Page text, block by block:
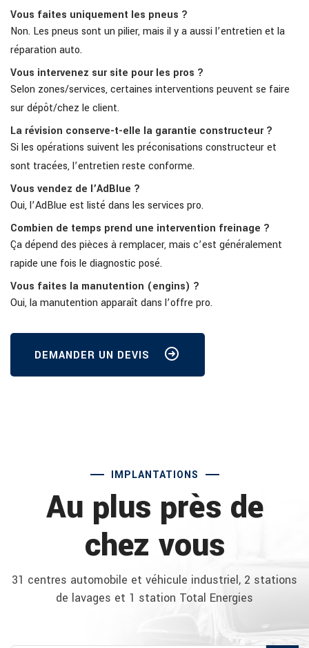
Vous faites uniquement les pneus ?
Non. Les pneus sont un pilier, mais il y a aussi l’entretien et la
réparation auto.
Vous intervenez sur site pour les pros ?
Selon zones/services, certaines interventions peuvent se faire
sur dépôt/chez le client.
La révision conserve-t-elle la garantie constructeur ?
Si les opérations suivent les préconisations constructeur et
sont tracées, l’entretien reste conforme.
Vous vendez de l’AdBlue ?
Oui, l’AdBlue est listé dans les services pro.
Combien de temps prend une intervention freinage ?
Ça dépend des pièces à remplacer, mais c’est généralement
rapide une fois le diagnostic posé.
Vous faites la manutention (engins) ?
Oui, la manutention apparaît dans l’offre pro.
DEMANDER UN DEVIS
IMPLANTATIONS
Au plus près de
chez vous
31 centres automobile et véhicule industriel, 2 stations
de lavages et 1 station Total Energies